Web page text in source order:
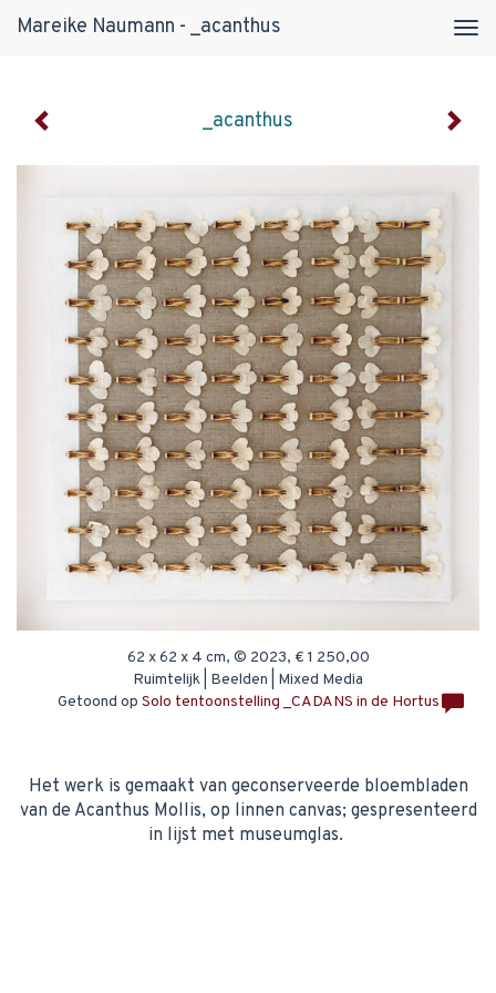
Mareike Naumann - _acanthus
_acanthus
62 x 62 x 4 cm, © 2023, € 1 250,00
Ruimtelijk | Beelden | Mixed Media
Getoond op Solo tentoonstelling _CADANS in de Hortus
Het werk is gemaakt van geconserveerde bloembladen
van de Acanthus Mollis, op linnen canvas; gespresenteerd
in lijst met museumglas.